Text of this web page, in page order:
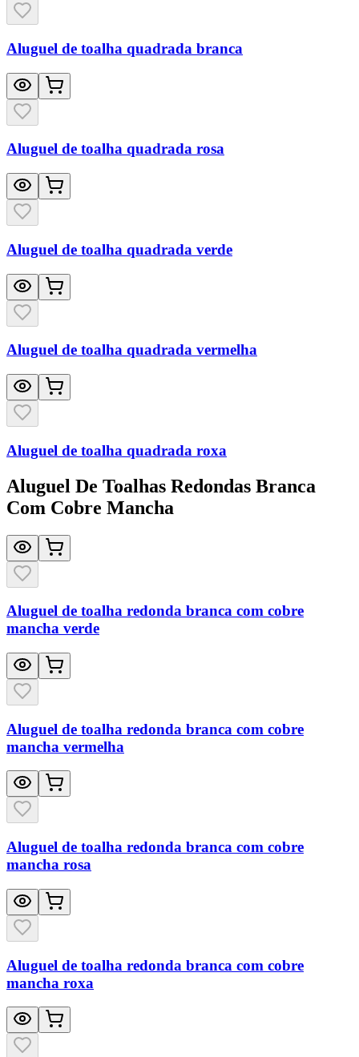
Aluguel de toalha quadrada branca
Aluguel de toalha quadrada rosa
Aluguel de toalha quadrada verde
Aluguel de toalha quadrada vermelha
Aluguel de toalha quadrada roxa
Aluguel De Toalhas Redondas Branca
Com Cobre Mancha
Aluguel de toalha redonda branca com cobre
mancha verde
Aluguel de toalha redonda branca com cobre
mancha vermelha
Aluguel de toalha redonda branca com cobre
mancha rosa
Aluguel de toalha redonda branca com cobre
mancha roxa